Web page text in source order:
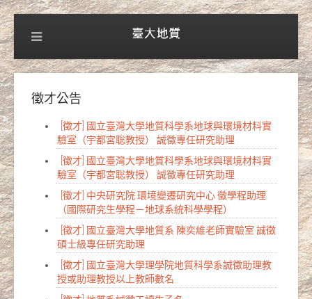
徵才公告
[徵才] 國立臺灣大學地質科學系地球與環境材料實
驗室（宇都宮聡教授） 誠徵專任研究助理
[徵才] 國立臺灣大學地質科學系地球與環境材料實
驗室（宇都宮聡教授） 誠徵專任研究助理
[徵才] 中央研究院 環境變遷研究中心 徵學程助理
（國際研究生學程－地球系統科學學程）
[徵才] 國立臺灣大學地質系 陳奕維老師實驗室 誠徵
碩士級專任研究助理
[徵才] 國立臺灣大學理學院地質科學系誠徵助理教
授或助理教授以上教師數名